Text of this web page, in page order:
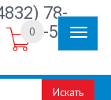
78-
30-50
Искать
0